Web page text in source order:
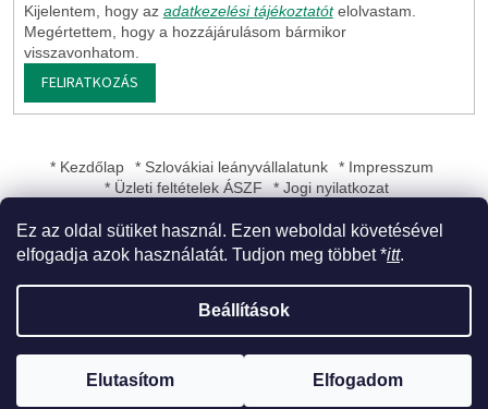
Ez az oldal sütiket használ. Ezen weboldal követésével
elfogadja azok használatát. Tudjon meg többet *itt.
Beállítások
Elutasítom Elfogadom
Kijelentem, hogy az adatkezelési tájékoztatót elolvastam.
Megértettem, hogy a hozzájárulásom bármikor
visszavonhatom.
FELIRATKOZÁS
* Kezdőlap * Szlovákiai leányvállalatunk
* Impresszum
* Üzleti feltételek ÁSZF
* Jogi nyilatkozat
Meló-Diák Taneszközcentrum Kft
fenntartva.
Süti beállítások szerkesztése